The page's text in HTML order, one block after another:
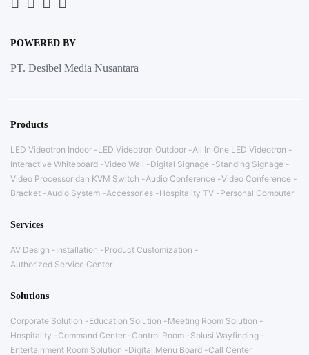
POWERED BY
PT. Desibel Media Nusantara
Products
LED Videotron Indoor LED Videotron Outdoor
All In One LED Videotron
Interactive Whiteboard Video Wall Digital Signage
Standing Signage
Video Processor dan KVM Switch
Audio Conference Video Conference
Bracket
Audio System Accessories Hospitality TV Personal Computer
Services
AV Design Installation
Product Customization
Authorized Service Center
Solutions
Corporate Solution Education Solution
Meeting Room Solution
Hospitality
Command Center Control Room
Solusi Wayfinding
Entertainment Room Solution
Digital Menu Board Call Center